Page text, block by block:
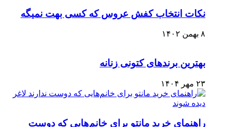
نکات انتخاب کفش عروس که کسی بهت نمیگه
۸ بهمن ۱۴۰۲
بهترین برندهای کتونی زنانه
۲۳ مهر ۱۴۰۴
راهنمای خرید مانتو برای خانم‌هایی که دوست